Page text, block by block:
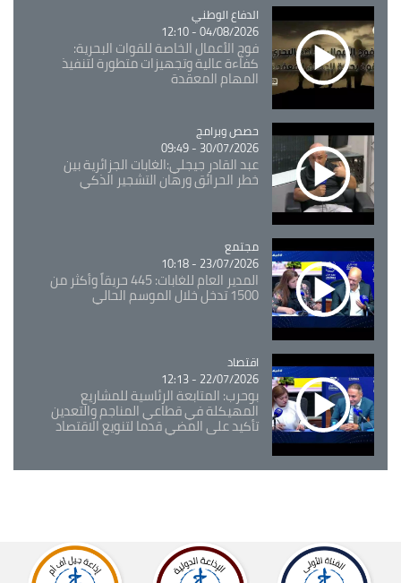
Catégorie
الدفاع الوطني
04/08/2026 - 12:10
فوج الأعمال الخاصة للقوات البحرية:
كفاءة عالية وتجهيزات متطورة لتنفيذ
المهام المعقدة
Catégorie
حصص وبرامج
30/07/2026 - 09:49
عبد القادر جيجلي:الغابات الجزائرية بين
خطر الحرائق ورهان التشجير الذكي
Catégorie
مجتمع
23/07/2026 - 10:18
المدير العام للغابات: 445 حريقاً وأكثر من
1500 تدخل خلال الموسم الحالي
Catégorie
اقتصاد
22/07/2026 - 12:13
بوحرب: المتابعة الرئاسية للمشاريع
المهيكلة في قطاعي المناجم والتعدين
تأكيد على المضي قدما لتنويع الاقتصاد